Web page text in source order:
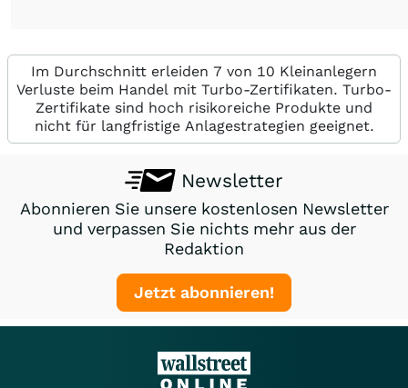
Im Durchschnitt erleiden 7 von 10 Kleinanlegern
Verluste beim Handel mit Turbo-Zertifikaten. Turbo-
Zertifikate sind hoch risikoreiche Produkte und
nicht für langfristige Anlagestrategien geeignet.
Newsletter
Abonnieren Sie unsere kostenlosen Newsletter
und verpassen Sie nichts mehr aus der
Redaktion
Jetzt abonnieren!